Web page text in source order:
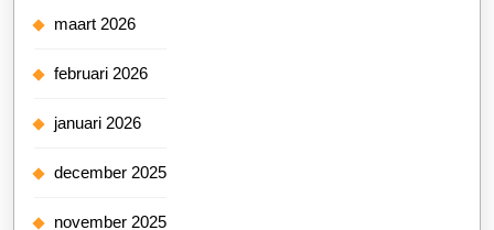
maart 2026
februari 2026
januari 2026
december 2025
november 2025